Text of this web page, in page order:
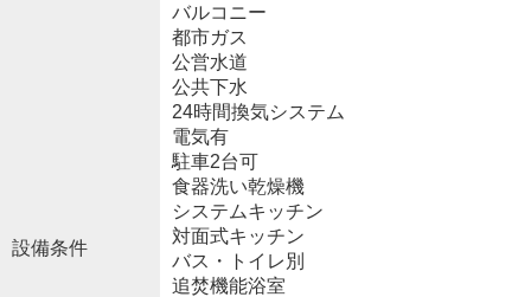
設備条件
バルコニー
都市ガス
公営水道
公共下水
24時間換気システム
電気有
駐車2台可
食器洗い乾燥機
システムキッチン
対面式キッチン
バス・トイレ別
追焚機能浴室